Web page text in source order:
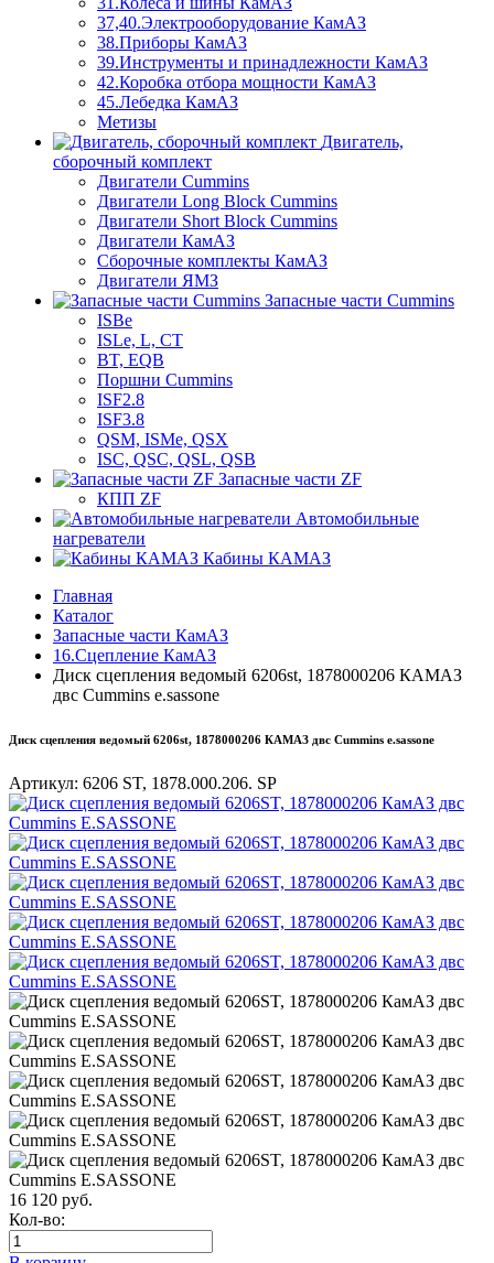
37,40.Электрооборудование КамАЗ
38.Приборы КамАЗ
39.Инструменты и принадлежности КамАЗ
42.Коробка отбора мощности КамАЗ
45.Лебедка КамАЗ
Метизы
Двигатель,
сборочный комплект
Двигатели Cummins
Двигатели Long Bloсk Cummins
Двигатели Short Bloсk Cummins
Двигатели КамАЗ
Сборочные комплекты КамАЗ
Двигатели ЯМЗ
Запасные части Cummins
ISBe
ISLe, L, CT
BT, EQB
Поршни Cummins
ISF2.8
ISF3.8
QSM, ISMe, QSX
ISC, QSC, QSL, QSB
Запасные части ZF
КПП ZF
Автомобильные
нагреватели
Кабины КАМАЗ
Главная
Каталог
Запасные части КамАЗ
16.Сцепление КамАЗ
Диск сцепления ведомый 6206st, 1878000206 КАМАЗ
двс Cummins e.sassone
Диск сцепления ведомый 6206st, 1878000206 КАМАЗ двс Cummins e.sassone
Артикул: 6206 ST, 1878.000.206. SP
16 120 руб.
Кол-во: